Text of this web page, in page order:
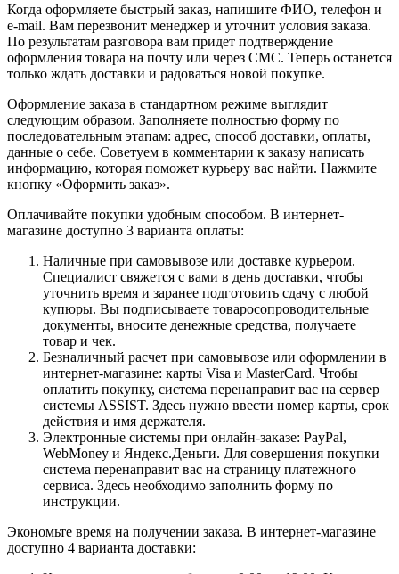
Когда оформляете быстрый заказ, напишите ФИО, телефон и
e-mail. Вам перезвонит менеджер и уточнит условия заказа.
По результатам разговора вам придет подтверждение
оформления товара на почту или через СМС. Теперь останется
только ждать доставки и радоваться новой покупке.
Оформление заказа в стандартном режиме выглядит
следующим образом. Заполняете полностью форму по
последовательным этапам: адрес, способ доставки, оплаты,
данные о себе. Советуем в комментарии к заказу написать
информацию, которая поможет курьеру вас найти. Нажмите
кнопку «Оформить заказ».
Оплачивайте покупки удобным способом. В интернет-
магазине доступно 3 варианта оплаты:
Наличные при самовывозе или доставке курьером.
Специалист свяжется с вами в день доставки, чтобы
уточнить время и заранее подготовить сдачу с любой
купюры. Вы подписываете товаросопроводительные
документы, вносите денежные средства, получаете
товар и чек.
Безналичный расчет при самовывозе или оформлении в
интернет-магазине: карты Visa и MasterCard. Чтобы
оплатить покупку, система перенаправит вас на сервер
системы ASSIST. Здесь нужно ввести номер карты, срок
действия и имя держателя.
Электронные системы при онлайн-заказе: PayPal,
WebMoney и Яндекс.Деньги. Для совершения покупки
система перенаправит вас на страницу платежного
сервиса. Здесь необходимо заполнить форму по
инструкции.
Экономьте время на получении заказа. В интернет-магазине
доступно 4 варианта доставки: